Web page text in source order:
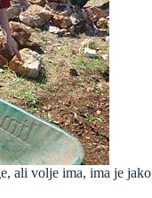
ali volje ima, ima je jako